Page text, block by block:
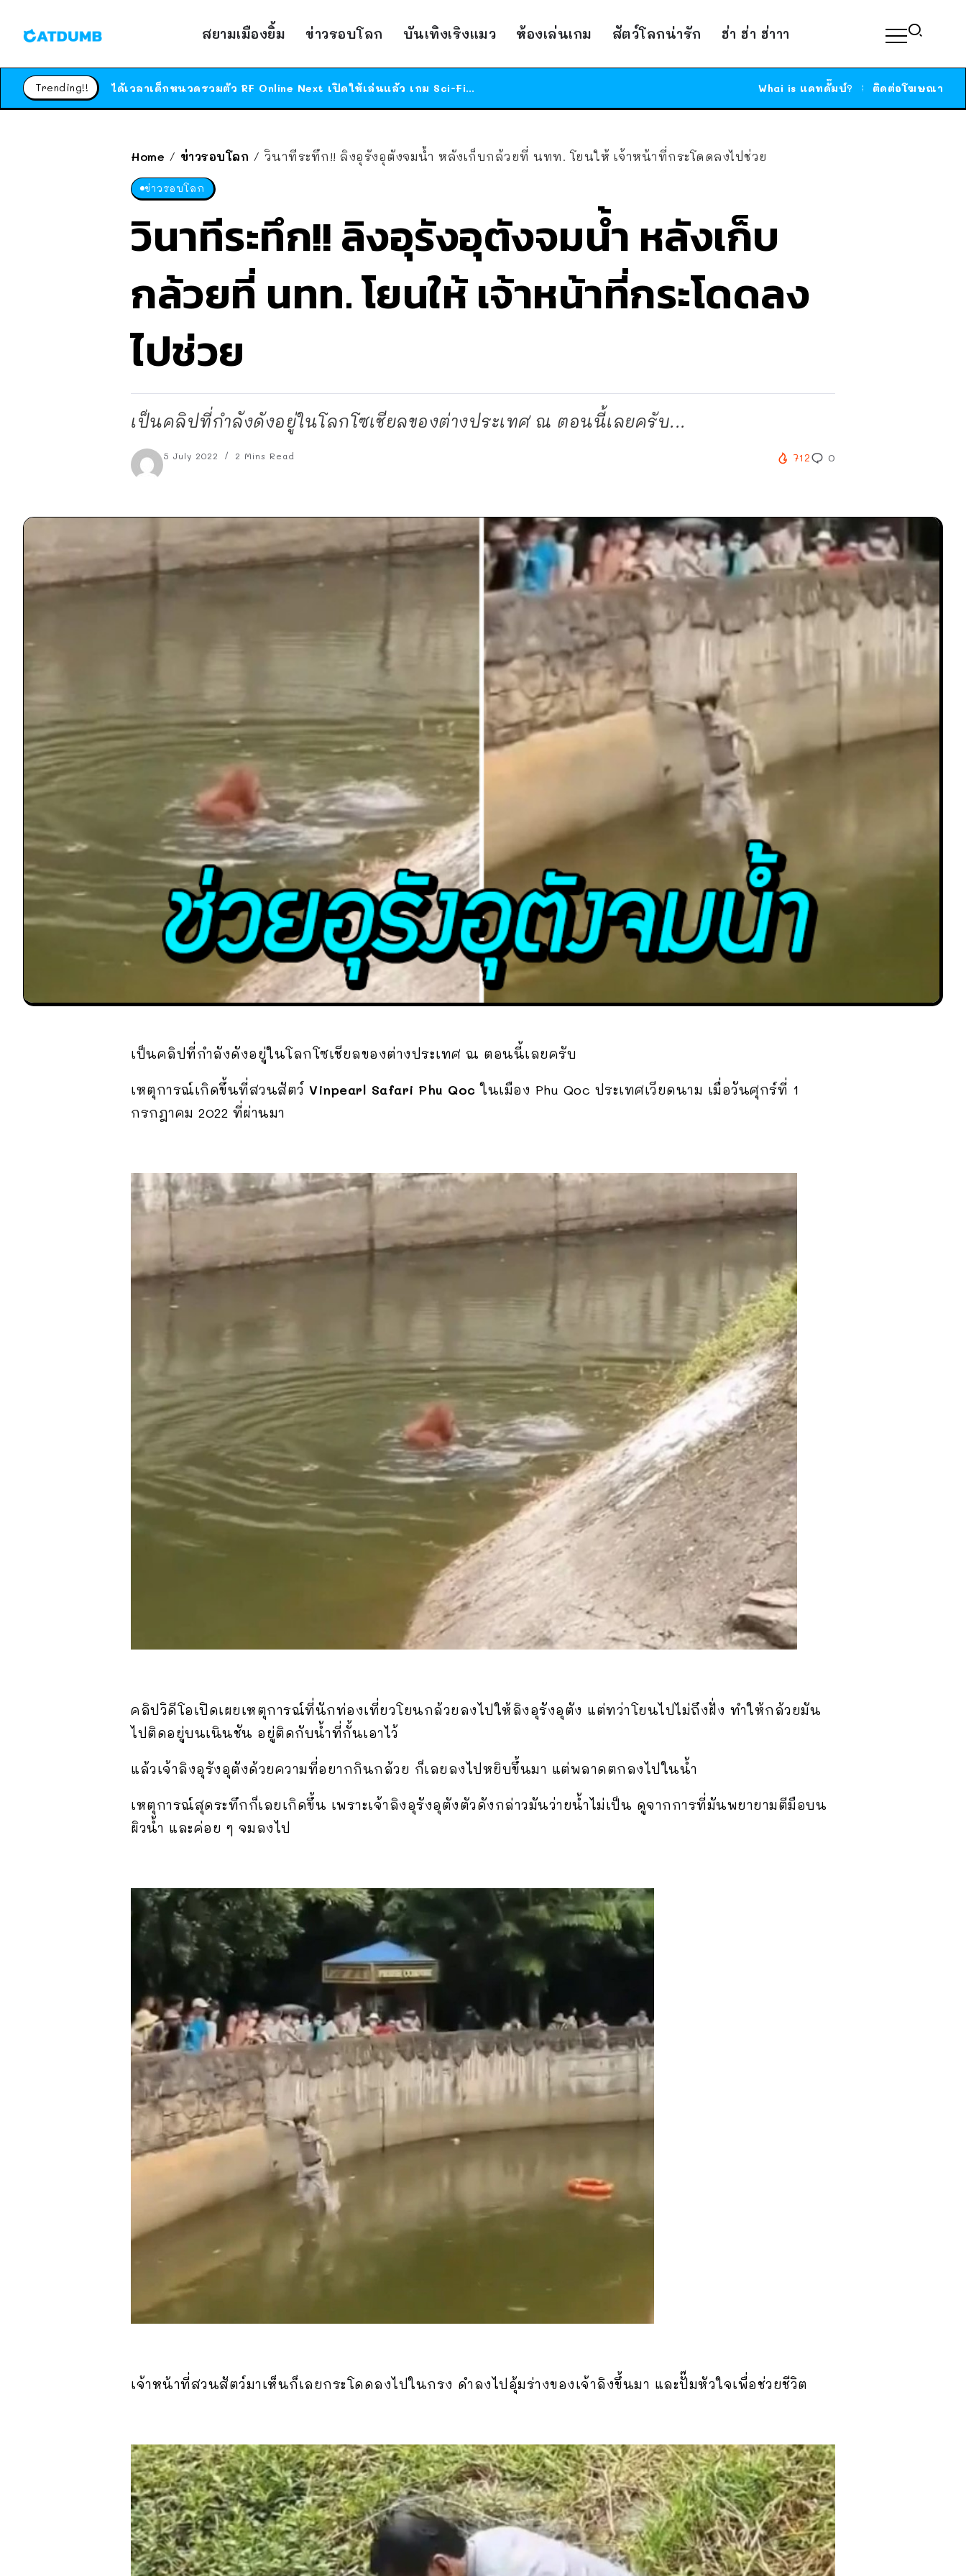
สยามเมืองยิ้ม ข่าวรอบโลก บันเทิงเริงแมว ห้องเล่นเกม สัตว์โลกน่ารัก ฮ่า ฮ่า ฮ่าาา
Trending!!
สาวญี่ปุ่นโดนแมวตัวเองกัด ไม่ได้ไปหาหมอตั้งแต่เนิ่นๆ สุดท้ายขาบวม กลายเป็นโรคเนื้อเน่า เตือนทาสแมวทั้งหลายให้ระวัง
ร้านอาหารในนิวยอร์กประกาศปิดตัวลง หลังอยู่มานานกว่า 45 ปี ติดป้ายขอบคุณลูกค้าทุกคน แถมสูตรทำไวท์ซอสให้แบบจัดเต็ม Whai is แคทดั๊มบ์? ติดต่อโฆษณา
Home / ข่าวรอบโลก / วินาทีระทึก!! ลิงอุรังอุตังจมน้ำ หลังเก็บกล้วยที่ นทท. โยนให้ เจ้าหน้าที่กระโดดลงไปช่วย
ข่าวรอบโลก
วินาทีระทึก!! ลิงอุรังอุตังจมน้ำ หลังเก็บ
กล้วยที่ นทท. โยนให้ เจ้าหน้าที่กระโดดลง
ไปช่วย
เป็นคลิปที่กำลังดังอยู่ในโลกโซเชียลของต่างประเทศ ณ ตอนนี้เลยครับ...
5 July 2022 2 Mins Read 712 0
เป็นคลิปที่กำลังดังอยู่ในโลกโซเชียลของต่างประเทศ ณ ตอนนี้เลยครับ
เหตุการณ์เกิดขึ้นที่สวนสัตว์ Vinpearl Safari Phu Qoc ในเมือง Phu Qoc ประเทศเวียดนาม เมื่อวันศุกร์ที่ 1
กรกฎาคม 2022 ที่ผ่านมา
คลิปวิดีโอเปิดเผยเหตุการณ์ที่นักท่องเที่ยวโยนกล้วยลงไปให้ลิงอุรังอุตัง แต่ทว่าโยนไปไม่ถึงฝั่ง ทำให้กล้วยมัน
ไปติดอยู่บนเนินชัน อยู่ติดกับน้ำที่กั้นเอาไว้
แล้วเจ้าลิงอุรังอุตังด้วยความที่อยากกินกล้วย ก็เลยลงไปหยิบขึ้นมา แต่พลาดตกลงไปในน้ำ
เหตุการณ์สุดระทึกก็เลยเกิดขึ้น เพราะเจ้าลิงอุรังอุตังตัวดังกล่าวมันว่ายน้ำไม่เป็น ดูจากการที่มันพยายามตีมือบน
ผิวน้ำ และค่อย ๆ จมลงไป
เจ้าหน้าที่สวนสัตว์มาเห็นก็เลยกระโดดลงไปในกรง ดำลงไปอุ้มร่างของเจ้าลิงขึ้นมา และปั๊มหัวใจเพื่อช่วยชีวิต